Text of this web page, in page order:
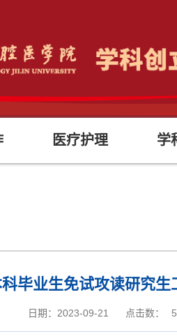
医疗护理 学
毕业生免试攻读研究
日期：2023-09-21 点击数：